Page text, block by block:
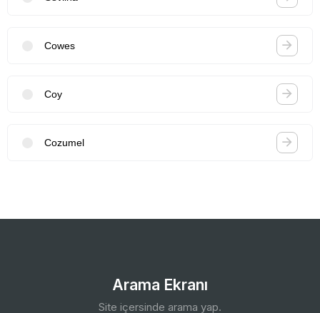
Cowes
Coy
Cozumel
Arama Ekranı
Site içersinde arama yap.